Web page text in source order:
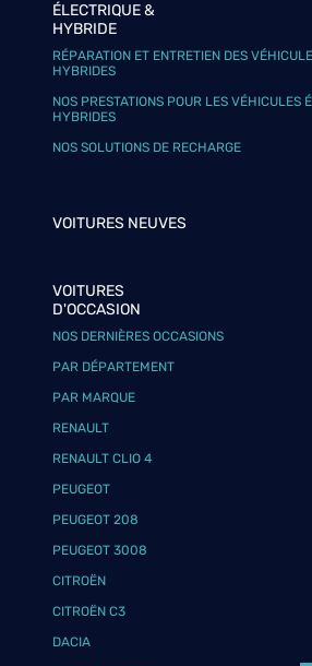
ÉLECTRIQUE &
HYBRIDE
RÉPARATION ET ENTRETIEN DES
HYBRIDES
NOS PRESTATIONS POUR LES VÉHICULES
HYBRIDES
NOS SOLUTIONS DE RECHARGE
VOITURES NEUVES
VOITURES
D'OCCASION
NOS DERNIÈRES OCCASIONS
PAR DÉPARTEMENT
PAR MARQUE
RENAULT
RENAULT CLIO 4
PEUGEOT
PEUGEOT 208
PEUGEOT 3008
CITROËN
CITROËN C3
DACIA